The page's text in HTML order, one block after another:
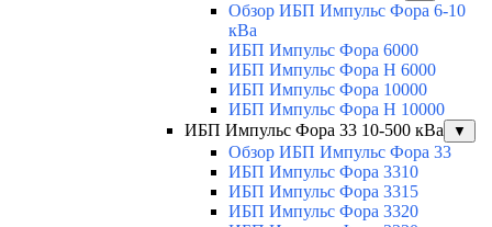
Обзор ИБП Импульс Фора 6-10
кВа
ИБП Импульс Фора 6000
ИБП Импульс Фора H 6000
ИБП Импульс Фора 10000
ИБП Импульс Фора H 10000
ИБП Импульс Фора 33 10-500 кВа
▼
Обзор ИБП Импульс Фора 33
ИБП Импульс Фора 3310
ИБП Импульс Фора 3315
ИБП Импульс Фора 3320